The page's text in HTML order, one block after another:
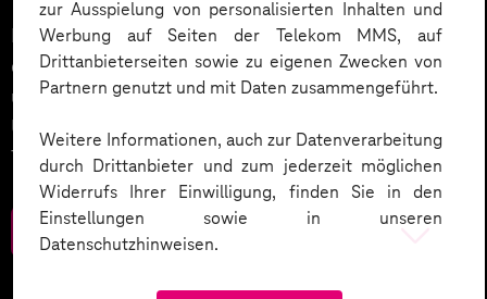
zur Ausspielung von personalisierten Inhalten und
Werbung auf Seiten der Telekom MMS, auf
Drittanbieterseiten sowie zu eigenen Zwecken von
Partnern genutzt und mit Daten zusammengeführt.
Weitere Informationen, auch zur Datenverarbeitung
durch Drittanbieter und zum jederzeit möglichen
Widerrufs Ihrer Einwilligung, finden Sie in den
Einstellungen sowie in unseren
Datenschutzhinweisen.
KI wird der nächste große Treiber in der Digitalisierung
des Kundenservices sein. Wie wird dies umgesetzt
und welche weiteren Smart Services setzen
Unternehmen ein? Werfen Sie einen Blick in unser
Trendbook.
Zum Download